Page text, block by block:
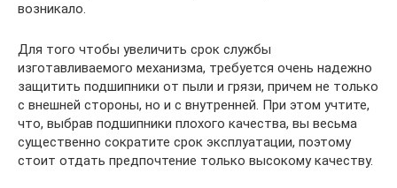
возникало.
Для того чтобы увеличить срок службы
изготавливаемого механизма, требуется очень надежно
защитить подшипники от пыли и грязи, причем не только
с внешней стороны, но и с внутренней. При этом учтите,
что, выбрав подшипники плохого качества, вы весьма
существенно сократите срок эксплуатации, поэтому
стоит отдать предпочтение только высокому качеству.